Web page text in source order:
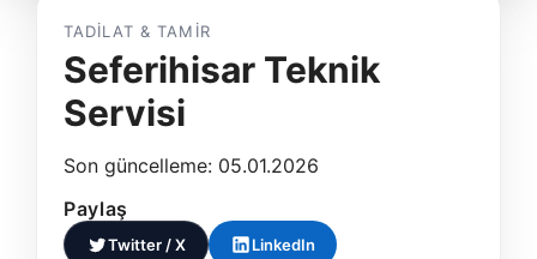
TADILAT & TAMIR
Seferihisar Teknik
Servisi
Son güncelleme: 05.01.2026
Paylaş
Twitter / X LinkedIn